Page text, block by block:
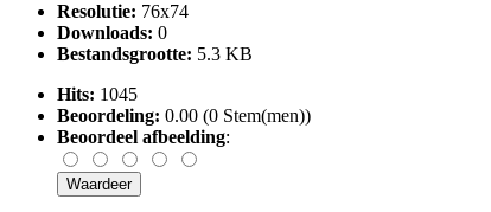
Resolutie: 76x74
Downloads: 0
Bestandsgrootte: 5.3 KB
Hits: 1045
Beoordeling: 0.00 (0 Stem(men))
Beoordeel afbeelding: